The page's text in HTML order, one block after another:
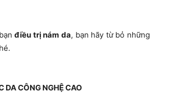
điều trị nám da, bạn hãy từ bỏ những
DA CÔNG NGHỆ CAO